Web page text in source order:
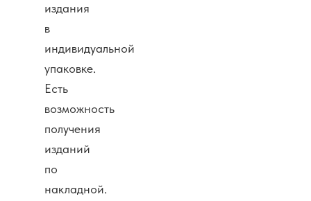
издания
в
индивидуальной
упаковке.
Есть
возможность
получения
изданий
по
накладной.